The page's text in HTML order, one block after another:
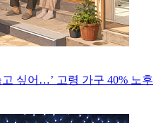
싶어…’ 고령 가구 40% 노후